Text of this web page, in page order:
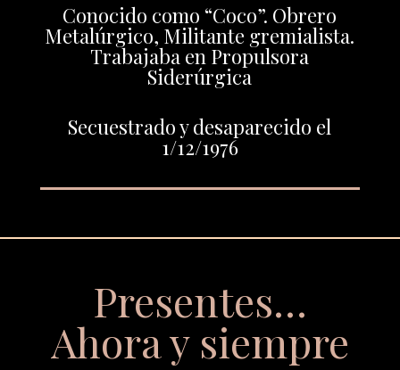
Conocido como “Coco”. Obrero
Metalúrgico, Militante gremialista.
Trabajaba en Propulsora
Siderúrgica
Secuestrado y desaparecido el
1/12/1976
Presentes…
Ahora y siempre